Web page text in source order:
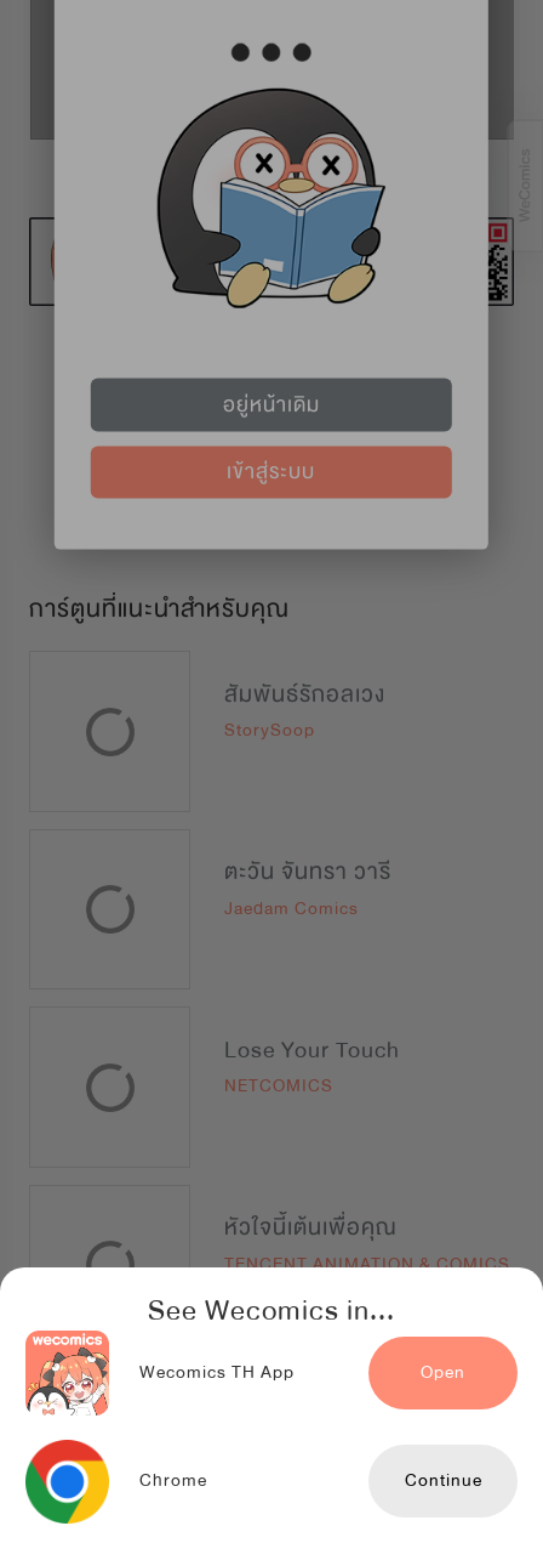
See Wecomics in...
Wecomics TH App Open
Chrome Continue
ตอนที่ 14
วันอาทิตย์
การ์ตูนที่แนะนำสำหรับคุณ
สัมพันธ์รักอลเวง
StorySoop
ตะวัน จันทรา วารี
Jaedam Comics
Lose Your Touch
NETCOMICS
หัวใจนี้เต้นเพื่อคุณ
TENCENT ANIMATION & COMICS
BLOODSHADE
อยู่หน้าเดิม
เข้าสู่ระบบ